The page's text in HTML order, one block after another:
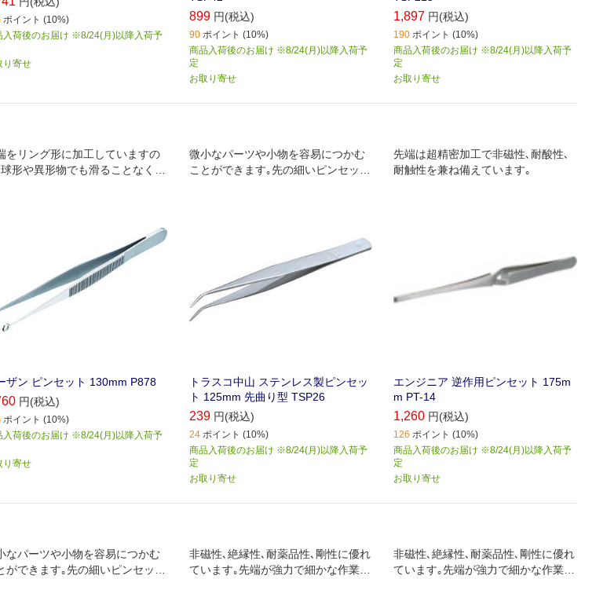
ポイント (10%)
入荷後のお届け ※8/24(月)以降入荷予
り寄せ
899 円(税込)
90 ポイント (10%)
商品入荷後のお届け ※8/24(月)以降入荷予
定
お取り寄せ
1,897 円(税込)
190 ポイント (10%)
商品入荷後のお届け ※8/24(月)以降入荷予
定
お取り寄せ
をリング形に加工していますの
形や異形物でも滑ることなくし
ザン ピンセット 130mm P878
円(税込)
ポイント (10%)
入荷後のお届け ※8/24(月)以降入荷予
り寄せ
微小なパーツや小物を容易につかむ
ことができます｡先の細いピンセット
トラスコ中山 ステンレス製ピンセッ
ト 125mm 先曲り型 TSP26
239 円(税込)
24 ポイント (10%)
商品入荷後のお届け ※8/24(月)以降入荷予
定
お取り寄せ
先端は超精密加工で非磁性､耐酸性､
耐触性を兼ね備えています｡
エンジニア 逆作用ピンセット 175m
m PT-14
1,260 円(税込)
126 ポイント (10%)
商品入荷後のお届け ※8/24(月)以降入荷予
定
お取り寄せ
なパーツや小物を容易につかむ
ができます｡先の細いピンセット
非磁性､絶縁性､耐薬品性､剛性に優れ
ています｡先端が強力で細かな作業に
非磁性､絶縁性､耐薬品性､剛性に優れ
ています｡先端が強力で細かな作業に